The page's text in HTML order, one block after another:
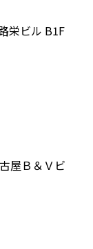
栄ビル B1F
屋Ｂ＆Ｖビ